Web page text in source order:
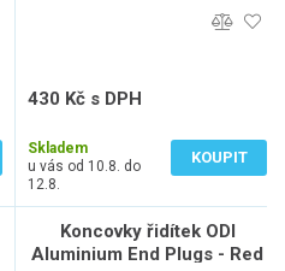
430 Kč s DPH
Skladem
u vás od 10.8. do
12.8.
KOUPIT
Koncovky řidítek ODI
Aluminium End Plugs - Red